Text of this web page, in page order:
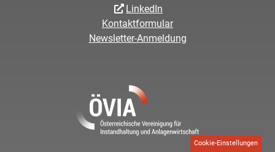
Cookie-Einstellungen
LinkedIn
Kontaktformular
Newsletter-Anmeldung